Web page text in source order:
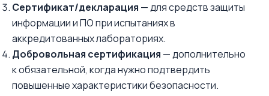
Сертификат/декларация — для средств защиты
информации и ПО при испытаниях в
аккредитованных лабораториях.
Добровольная сертификация — дополнительно
к обязательной, когда нужно подтвердить
повышенные характеристики безопасности.